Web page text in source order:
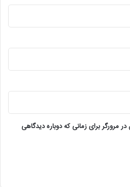
مرورگر برای زمانی که دوباره دیدگاهی